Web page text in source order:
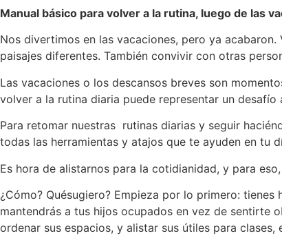
Manual básico para volver a la rutina, luego de las
Nos divertimos en las vacaciones, pero ya
paisajes diferentes. También convivir con otras
Las vacaciones o los descansos breves son
volver a la rutina diaria puede representar un
Para retomar nuestras rutinas diarias y seguir
todas las herramientas y atajos que te ayuden en tu
Es hora de alistarnos para la cotidianidad, y para
¿Cómo? Quésugiero? Empieza por lo primero:
mantendrás a tus hijos ocupados en vez de sentirte
ordenar sus espacios, y alistar sus útiles para clases,